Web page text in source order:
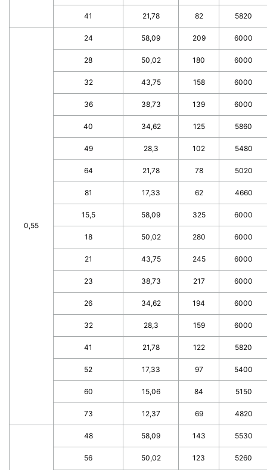
41 21,78 82 5820
0,55
24 58,09 209 6000
28 50,02 180 6000
32 43,75 158 6000
36 38,73 139 6000
40 34,62 125 5860
49 28,3 102 5480
64 21,78 78 5020
81 17,33 62 4660
15,5 58,09 325 6000
18 50,02 280 6000
21 43,75 245 6000
23 38,73 217 6000
26 34,62 194 6000
32 28,3 159 6000
41 21,78 122 5820
52 17,33 97 5400
60 15,06 84 5150
73 12,37 69 4820
48 58,09 143 5530
56 50,02 123 5260